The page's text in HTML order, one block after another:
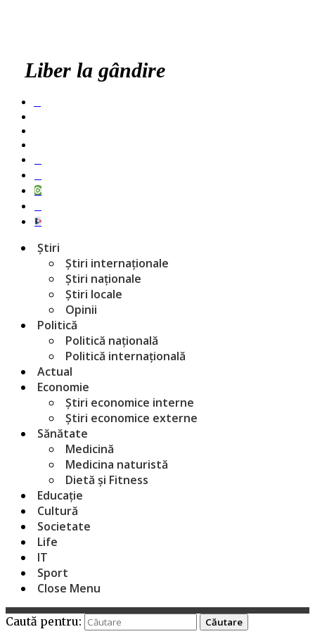
Liber la gândire
Știri
Știri internaționale
Știri naționale
Știri locale
Opinii
Politică
Politică națională
Politică internațională
Actual
Economie
Știri economice interne
Știri economice externe
Sănătate
Medicină
Medicina naturistă
Dietă și Fitness
Educație
Cultură
Societate
Life
IT
Sport
Close Menu
Caută pentru: